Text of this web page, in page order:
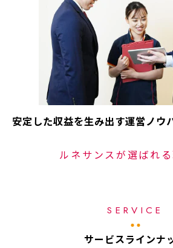
安定した収益を生み出す運営ノウ
ルネサンスが選ばれ
SERVICE
サービスラインナ